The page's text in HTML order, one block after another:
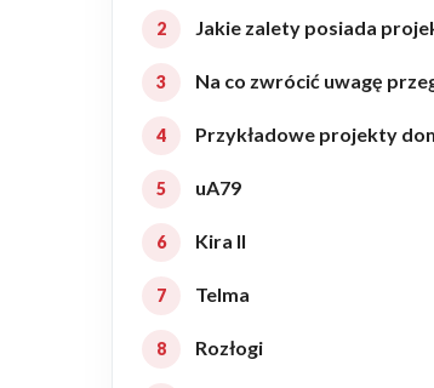
Remonty
Budynki biurowe
Realizacje
Referencje
Filmy
Jakie zalety posiada
Na co zwrócić uwagę
Przykładowe projekty
uA79
Kira II
Telma
Rozłogi